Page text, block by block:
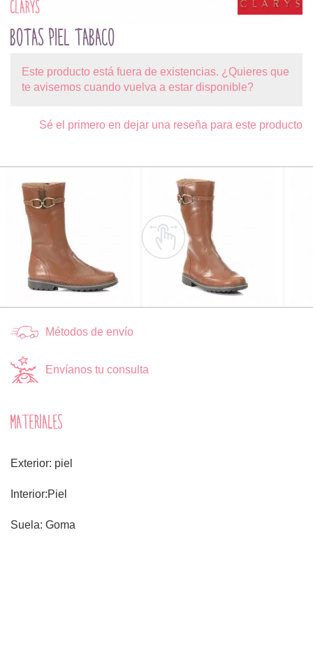
CLARYS
BOTAS PIEL TABACO
Este producto está fuera de existencias. ¿Quieres que
te avisemos cuando vuelva a estar disponible?
Sé el primero en dejar una reseña para este producto
Métodos de envío
Envíanos tu consulta
MATERIALES
Exterior: piel
Interior:Piel
Suela: Goma